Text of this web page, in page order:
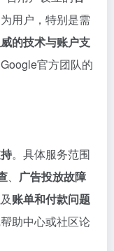
用户，特别是需
的技术与账户支
官方团队的
。具体服务范围
、 广告投放故障
账单和付款问题
助中心或社区论